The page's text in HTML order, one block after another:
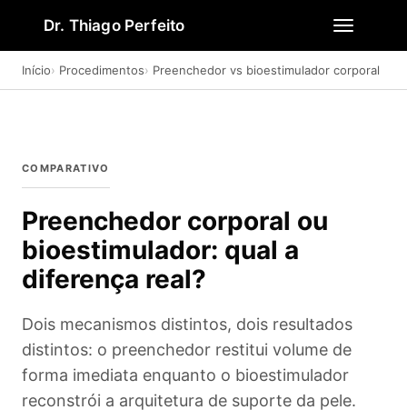
Dr. Thiago Perfeito
Início Procedimentos Preenchedor vs bioestimulador corporal
COMPARATIVO
Preenchedor corporal ou
bioestimulador: qual a
diferença real?
Dois mecanismos distintos, dois resultados
distintos: o preenchedor restitui volume de
forma imediata enquanto o bioestimulador
reconstrói a arquitetura de suporte da pele.